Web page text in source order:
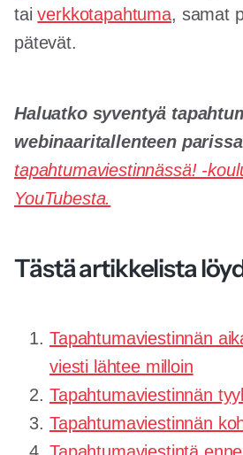
taiverkkotapahtuma, samat
pätevät.
Haluatko syventyä
webinaaritallenteen
tapahtumaviestinnässä! -
YouTubesta.
Tästä artikkelista
Tapahtumaviestinnän
viesti lähtee milloin
Tapahtumaviestinnän
Tapahtumaviestinnän